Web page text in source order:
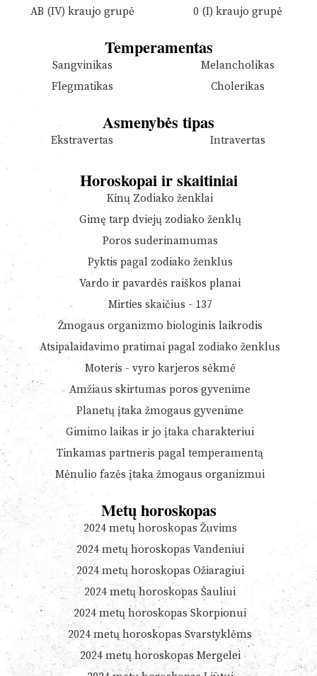
AB (IV) kraujo grupė
0 (I) kraujo grupė
Temperamentas
Sangvinikas
Melancholikas
Flegmatikas
Cholerikas
Asmenybės tipas
Ekstravertas Intravertas
Horoskopai ir skaitiniai
Kinų Zodiako ženklai
Gimę tarp dviejų zodiako ženklų
Poros suderinamumas
Pyktis pagal zodiako ženklus
Vardo ir pavardės raiškos planai
Mirties skaičius - 137
Žmogaus organizmo biologinis laikrodis
Atsipalaidavimo pratimai pagal zodiako ženklus
Moteris - vyro karjeros sėkmė
Amžiaus skirtumas poros gyvenime
Planetų įtaka žmogaus gyvenime
Gimimo laikas ir jo įtaka charakteriui
Tinkamas partneris pagal temperamentą
Mėnulio fazės įtaka žmogaus organizmui
Metų horoskopas
2024 metų horoskopas Žuvims
2024 metų horoskopas Vandeniui
2024 metų horoskopas Ožiaragiui
2024 metų horoskopas Šauliui
2024 metų horoskopas Skorpionui
2024 metų horoskopas Svarstyklėms
2024 metų horoskopas Mergelei